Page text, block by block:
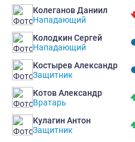
Колеганов Даниил
Нападающий
Колодкин Сергей
Нападающий
Костырев Александр
Защитник
Котов Александр
Вратарь
Кулагин Антон
Защитник